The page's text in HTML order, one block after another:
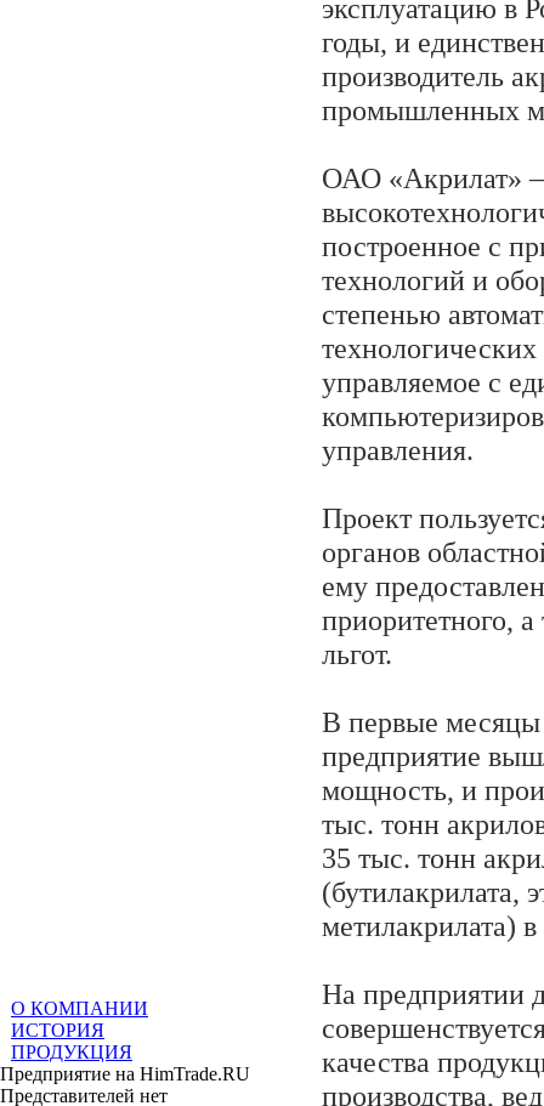
О КОМПАНИИ
ИСТОРИЯ
ПРОДУКЦИЯ
Предприятие на HimTrade.RU
Представителей нет
эксплуатацию в
годы, и
производитель
промышленных
ОАО «Акрилат»
построенное с
технологий и
степенью
управляемое с
управления.
Проект
органов
ему
приоритетного,
льгот.
В первые месяцы
предприятие
мощность, и
тыс. тонн
35 тыс. тонн
(бутилакрилата,
метилакрилата) в
На предприятии
качества
производства,